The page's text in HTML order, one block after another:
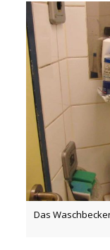
Das